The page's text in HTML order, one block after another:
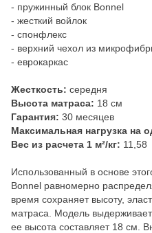
- пружинный блок Bonnel
- жесткий войлок
- спонфлекс
- верхний чехол из
- еврокаркас
Жесткость: середня
Высота матраса: 18 см
Гарантия: 30 месяцев
Максимальная нагрузка на
Вес из расчета 1 м²/кг: 11,58
Использованный в основе
Bonnel равномерно
время сохраняет высоту,
матраса. Модель
ее высота составляет 18 см.